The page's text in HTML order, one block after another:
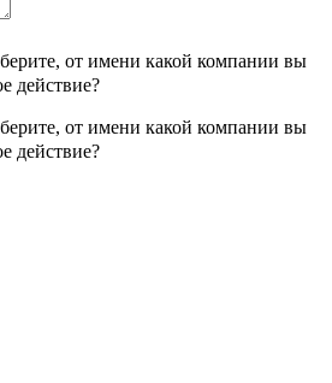
от имени какой компании вы
действие?
от имени какой компании вы
действие?